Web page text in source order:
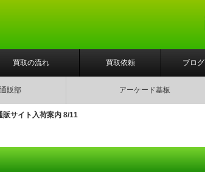
買取の流れ 買取依頼 ブログ
販部 アーケード基板
販サイト入荷案内 8/11